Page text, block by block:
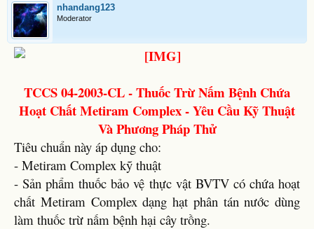
nhandang123
Moderator
TCCS 04-2003-CL - Thuốc Trừ Nấm Bệnh Chứa
Hoạt Chất Metiram Complex - Yêu Cầu Kỹ Thuật
Và Phương Pháp Thử
Tiêu chuẩn này áp dụng cho:
- Metiram Complex kỹ thuật
- Sản phẩm thuốc bảo vệ thực vật BVTV có chứa hoạt
chất Metiram Complex dạng hạt phân tán nước dùng
làm thuốc trừ nấm bệnh hại cây trồng.